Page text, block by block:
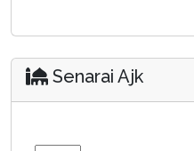
Senarai Ajk